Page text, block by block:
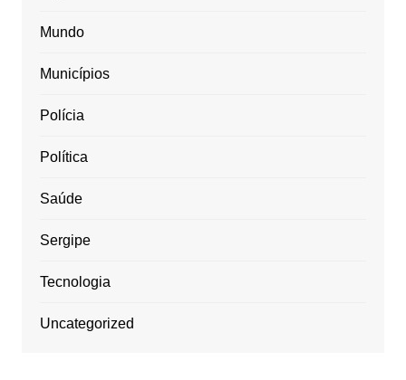
Mundo
Municípios
Polícia
Política
Saúde
Sergipe
Tecnologia
Uncategorized